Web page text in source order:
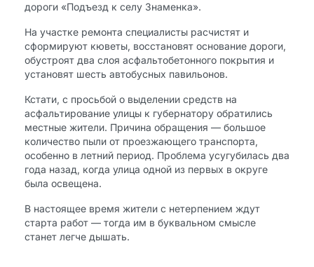
дороги «Подъезд к селу Знаменка».
На участке ремонта специалисты расчистят и
сформируют кюветы, восстановят основание дороги,
обустроят два слоя асфальтобетонного покрытия и
установят шесть автобусных павильонов.
Кстати, с просьбой о выделении средств на
асфальтирование улицы к губернатору обратились
местные жители. Причина обращения — большое
количество пыли от проезжающего транспорта,
особенно в летний период. Проблема усугубилась два
года назад, когда улица одной из первых в округе
была освещена.
В настоящее время жители с нетерпением ждут
старта работ — тогда им в буквальном смысле
станет легче дышать.